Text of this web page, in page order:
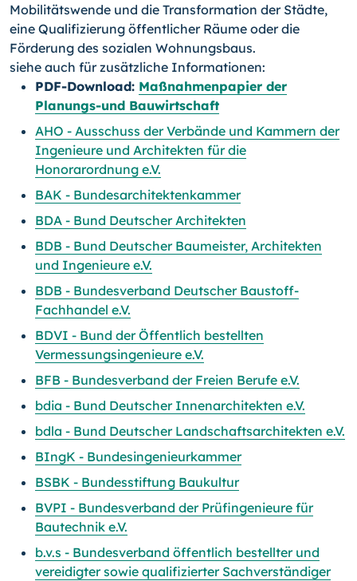
Mobilitätswende und die Transformation der Städte,
eine Qualifizierung öffentlicher Räume oder die
Förderung des sozialen Wohnungsbaus.
siehe auch für zusätzliche Informationen:
PDF-Download: Maßnahmenpapier der
Planungs-und Bauwirtschaft
AHO - Ausschuss der Verbände und Kammern der
Ingenieure und Architekten für die
Honorarordnung e.V.
BAK - Bundesarchitektenkammer
BDA - Bund Deutscher Architekten
BDB - Bund Deutscher Baumeister, Architekten
und Ingenieure e.V.
BDB - Bundesverband Deutscher Baustoff-
Fachhandel e.V.
BDVI - Bund der Öffentlich bestellten
Vermessungsingenieure e.V.
BFB - Bundesverband der Freien Berufe e.V.
bdia - Bund Deutscher Innenarchitekten e.V.
bdla - Bund Deutscher Landschaftsarchitekten e.V.
BIngK - Bundesingenieurkammer
BSBK - Bundesstiftung Baukultur
BVPI - Bundesverband der Prüfingenieure für
Bautechnik e.V.
b.v.s - Bundesverband öffentlich bestellter und
vereidigter sowie qualifizierter Sachverständiger